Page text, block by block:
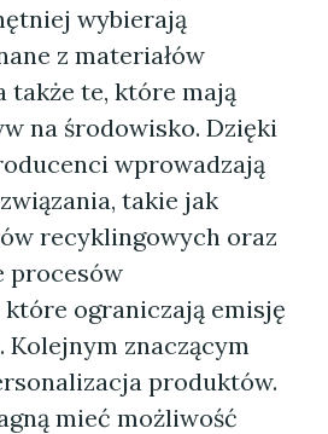
wybierają
z materiałów
także te, które mają
na środowisko. Dzięki
wprowadzają
takie jak
recyklingowych oraz
procesów
ograniczają emisję
Kolejnym znaczącym
produktów.
mieć możliwość